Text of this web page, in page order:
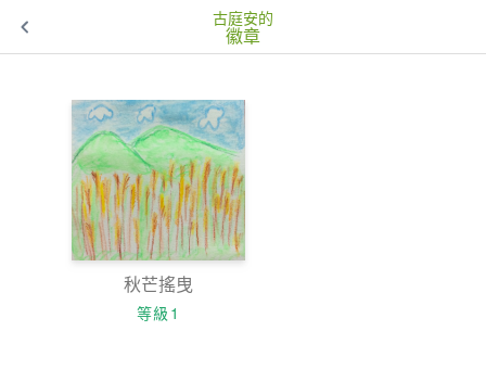
古庭安的
徽章
秋芒搖曳
等級1